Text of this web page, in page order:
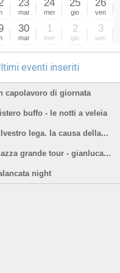
23
mar
24
mer
25
gio
26
ven
30
mar
1
mer
2
gio
3
ven
eventi inseriti
capolavoro di giornata
buffo - le notti a veleia
lega. la causa della...
grande tour - gianluca...
night